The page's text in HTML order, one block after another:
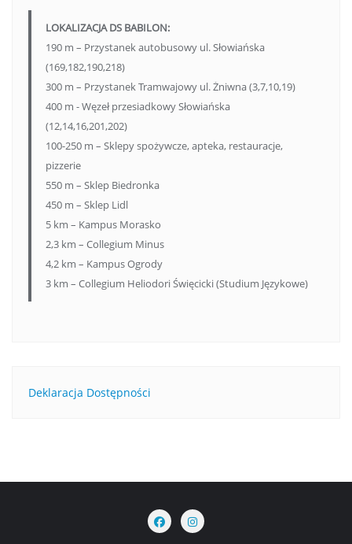
LOKALIZACJA DS BABILON:
190 m – Przystanek autobusowy ul. Słowiańska
(169,182,190,218)
300 m – Przystanek Tramwajowy ul. Żniwna (3,7,10,19)
400 m - Węzeł przesiadkowy Słowiańska
(12,14,16,201,202)
100-250 m – Sklepy spożywcze, apteka, restauracje,
pizzerie
550 m – Sklep Biedronka
450 m – Sklep Lidl
5 km – Kampus Morasko
2,3 km – Collegium Minus
4,2 km – Kampus Ogrody
3 km – Collegium Heliodori Święcicki (Studium Językowe)
Deklaracja Dostępności